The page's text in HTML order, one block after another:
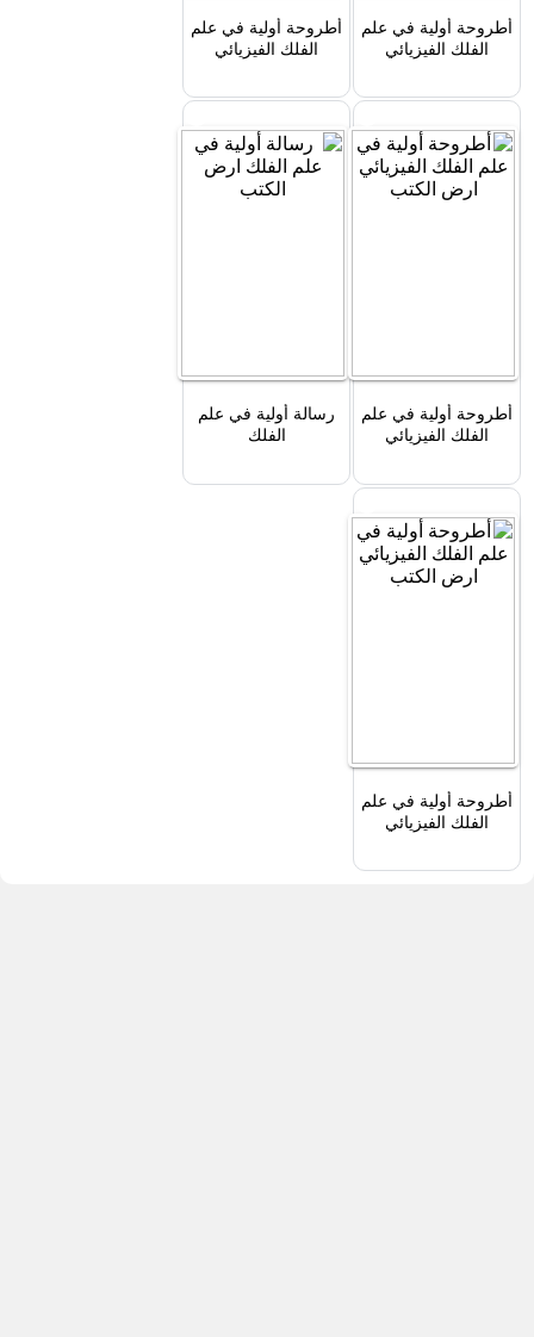
أطروحة أولية في علم
الفلك الفيزيائي
أطروحة أولية في علم
الفلك الفيزيائي
أطروحة أولية في علم
الفلك الفيزيائي
رسالة أولية في علم
الفلك
أطروحة أولية في علم
الفلك الفيزيائي